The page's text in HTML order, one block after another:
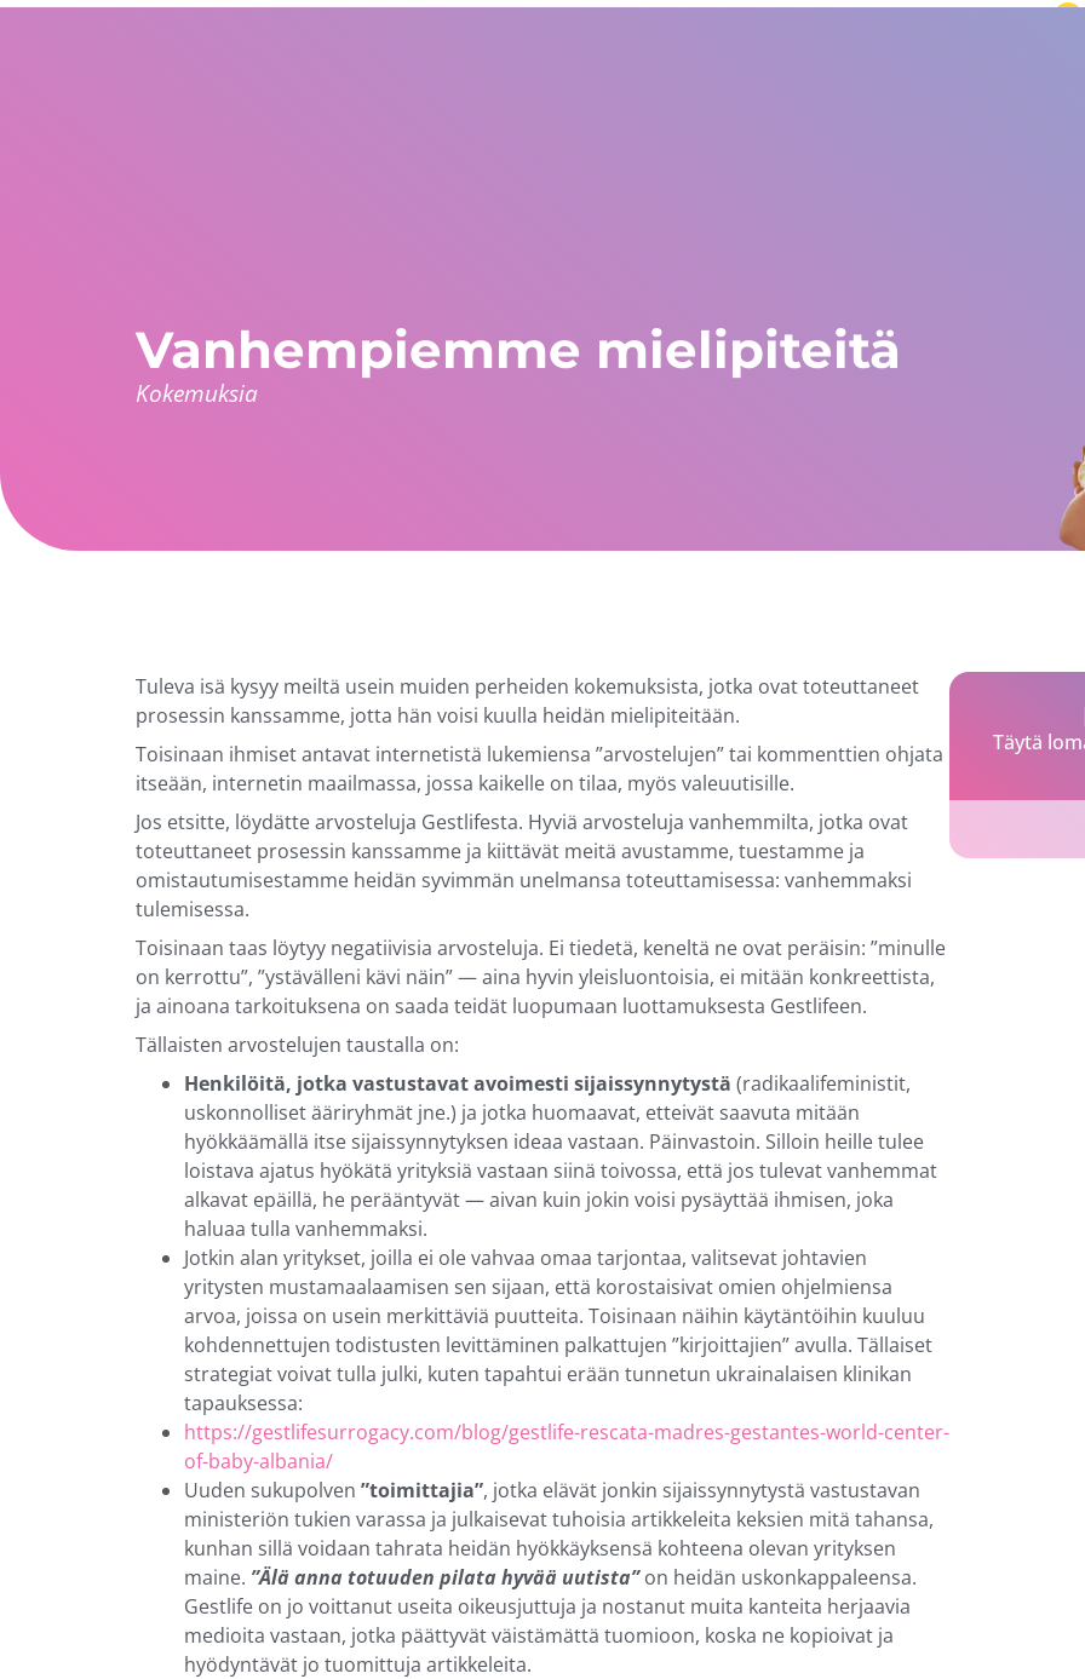
Vanhempiemme mielipiteitä
Kokemuksia
Tuleva isä kysyy meiltä usein muiden perheiden kokemuksista, jotka ovat toteuttaneet
prosessin kanssamme, jotta hän voisi kuulla heidän mielipiteitään.
Toisinaan ihmiset antavat internetistä lukemiensa ”arvostelujen” tai kommenttien ohjata
itseään, internetin maailmassa, jossa kaikelle on tilaa, myös valeuutisille.
Jos etsitte, löydätte arvosteluja Gestlifesta. Hyviä arvosteluja vanhemmilta, jotka ovat
toteuttaneet prosessin kanssamme ja kiittävät meitä avustamme, tuestamme ja
omistautumisestamme heidän syvimmän unelmansa toteuttamisessa: vanhemmaksi
tulemisessa.
Toisinaan taas löytyy negatiivisia arvosteluja. Ei tiedetä, keneltä ne ovat peräisin: ”minulle
on kerrottu”, ”ystävälleni kävi näin” — aina hyvin yleisluontoisia, ei mitään konkreettista,
ja ainoana tarkoituksena on saada teidät luopumaan luottamuksesta Gestlifeen.
Tällaisten arvostelujen taustalla on:
Henkilöitä, jotka vastustavat avoimesti sijaissynnytystä (radikaalifeministit,
uskonnolliset ääriryhmät jne.) ja jotka huomaavat, etteivät saavuta mitään
hyökkäämällä itse sijaissynnytyksen ideaa vastaan. Päinvastoin. Silloin heille tulee
loistava ajatus hyökätä yrityksiä vastaan siinä toivossa, että jos tulevat vanhemmat
alkavat epäillä, he perääntyvät — aivan kuin jokin voisi pysäyttää ihmisen, joka
haluaa tulla vanhemmaksi.
Jotkin alan yritykset, joilla ei ole vahvaa omaa tarjontaa, valitsevat johtavien
yritysten mustamaalaamisen sen sijaan, että korostaisivat omien ohjelmiensa
arvoa, joissa on usein merkittäviä puutteita. Toisinaan näihin käytäntöihin kuuluu
kohdennettujen todistusten levittäminen palkattujen ”kirjoittajien” avulla. Tällaiset
strategiat voivat tulla julki, kuten tapahtui erään tunnetun ukrainalaisen klinikan
tapauksessa:
https://gestlifesurrogacy.com/blog/gestlife-rescata-madres-gestantes-world-center-
of-baby-albania/
Uuden sukupolven ”toimittajia”, jotka elävät jonkin sijaissynnytystä vastustavan
ministeriön tukien varassa ja julkaisevat tuhoisia artikkeleita keksien mitä tahansa,
kunhan sillä voidaan tahrata heidän hyökkäyksensä kohteena olevan yrityksen
maine. ”Älä anna totuuden pilata hyvää uutista”on heidän uskonkappaleensa.
Gestlife on jo voittanut useita oikeusjuttuja ja nostanut muita kanteita herjaavia
medioita vastaan, jotka päättyvät väistämättä tuomioon, koska ne kopioivat ja
hyödyntävät jo tuomittuja artikkeleita.
Täytä